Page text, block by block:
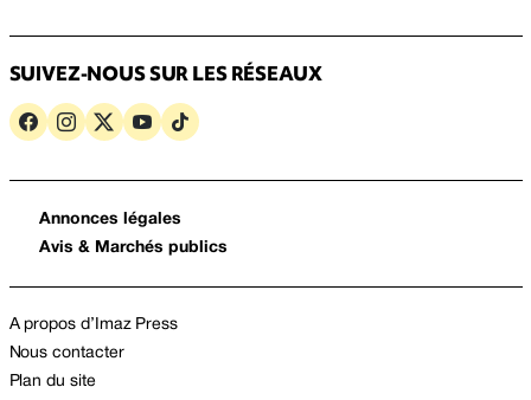
SUIVEZ-NOUS SUR LES RÉSEAUX
Annonces légales
Avis & Marchés publics
A propos d’Imaz Press
Nous contacter
Plan du site